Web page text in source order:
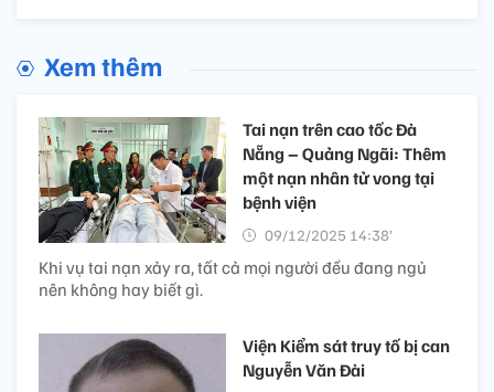
Xem thêm
Tai nạn trên cao tốc Đà
Nẵng – Quảng Ngãi: Thêm
một nạn nhân tử vong tại
bệnh viện
09/12/2025 14:38’
Khi vụ tai nạn xảy ra, tất cả mọi người đều đang ngủ
nên không hay biết gì.
Viện Kiểm sát truy tố bị can
Nguyễn Văn Đài